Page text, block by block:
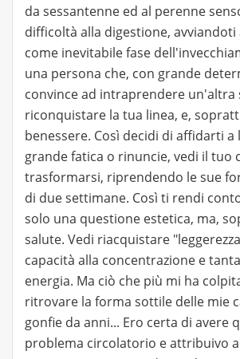
da sessantenne ed al perenne
difficoltà alla digestione, avviandoti
come inevitabile fase
una persona che, con grande
convince ad intraprendere un'altra
riconquistare la tua linea, e,
benessere. Così decidi di affidarti a
grande fatica o rinuncie, vedi il tuo
trasformarsi, riprendendo le sue
di due settimane. Così ti rendi
solo una questione estetica, ma,
salute. Vedi riacquistare
capacità alla concentrazione e
energia. Ma ciò che più mi ha
ritrovare la forma sottile delle mie
gonfie da anni... Ero certa di avere
problema circolatorio e attribuivo